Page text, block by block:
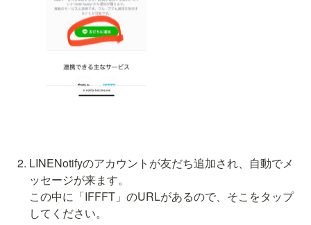
LINENotifyのアカウントが友だち追加され、自動でメ
ッセージが来ます。
この中に「IFFFT」のURLがあるので、そこをタップ
してください。